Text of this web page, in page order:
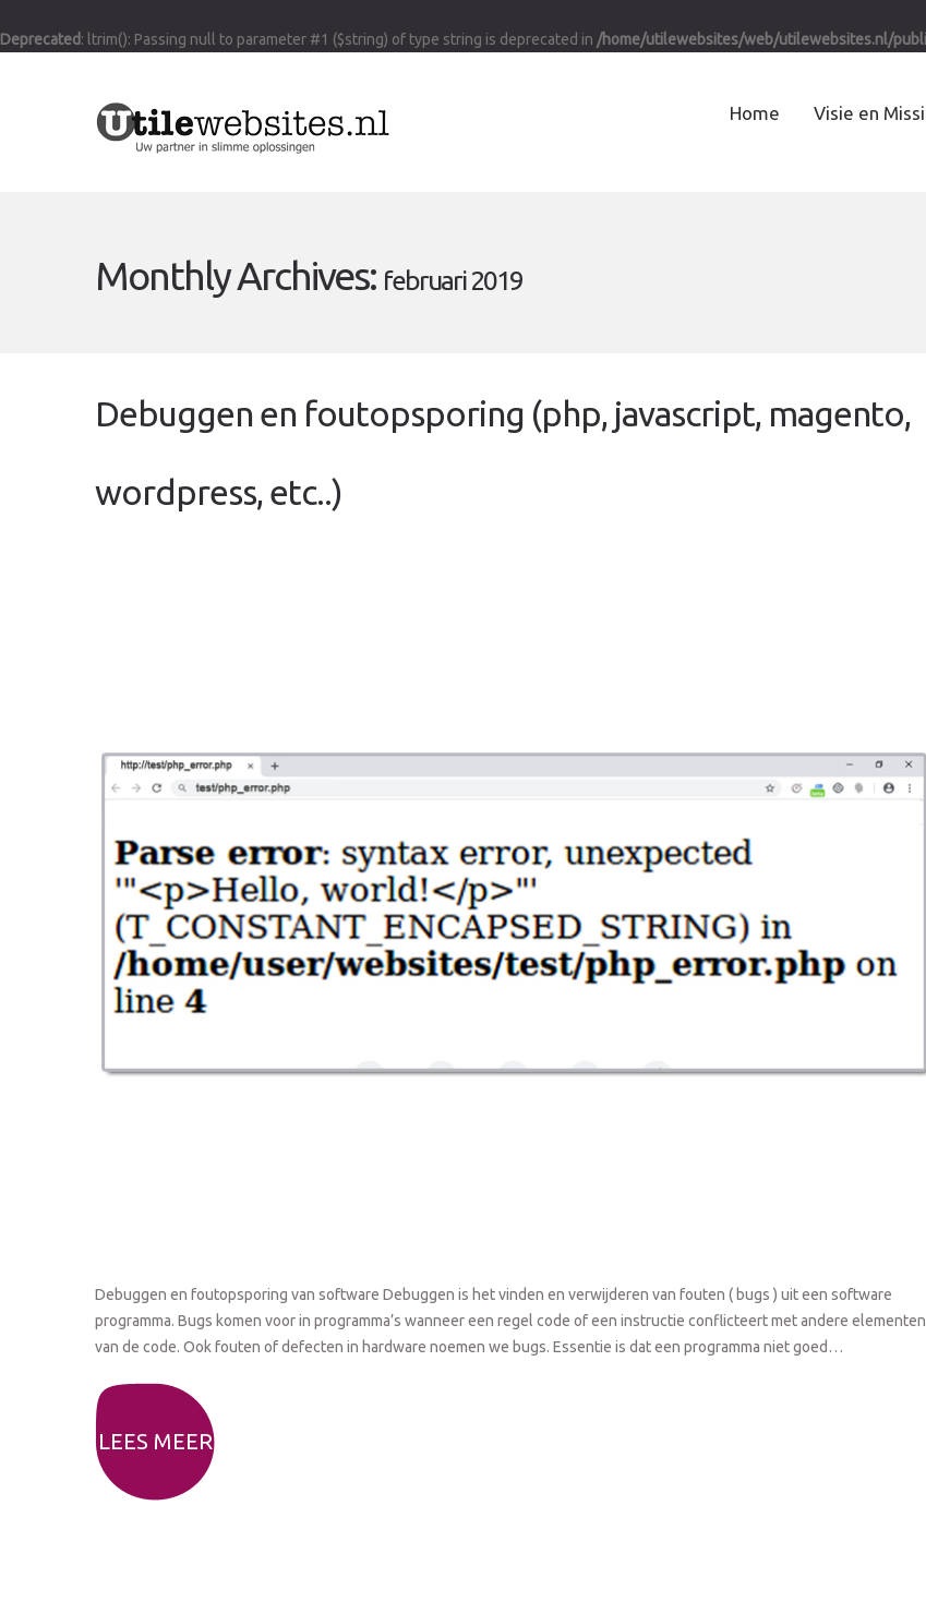
Deprecated: ltrim(): Passing null to parameter #1 ($string) of type string is deprecated in /home/utilewebsites/web/utilewebsites.nl/
Home Visie en
Monthly Archives: februari 2019
Debuggen en foutopsporing (php, javascript, magento,
wordpress, etc..)
Debuggen en foutopsporing van software Debuggen is het vinden en verwijderen van fouten ( bugs ) uit een software
programma. Bugs komen voor in programma’s wanneer een regel code of een instructie conflicteert met andere elementen
van de code. Ook fouten of defecten in hardware noemen we bugs. Essentie is dat een programma niet goed…
LEES MEER